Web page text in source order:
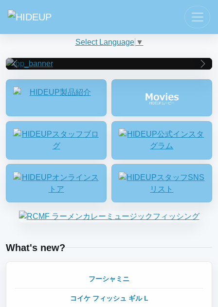
Select Language ▼
Previous Next
What's new?
フーシャミニ
コイケ フィッシュ ギル L